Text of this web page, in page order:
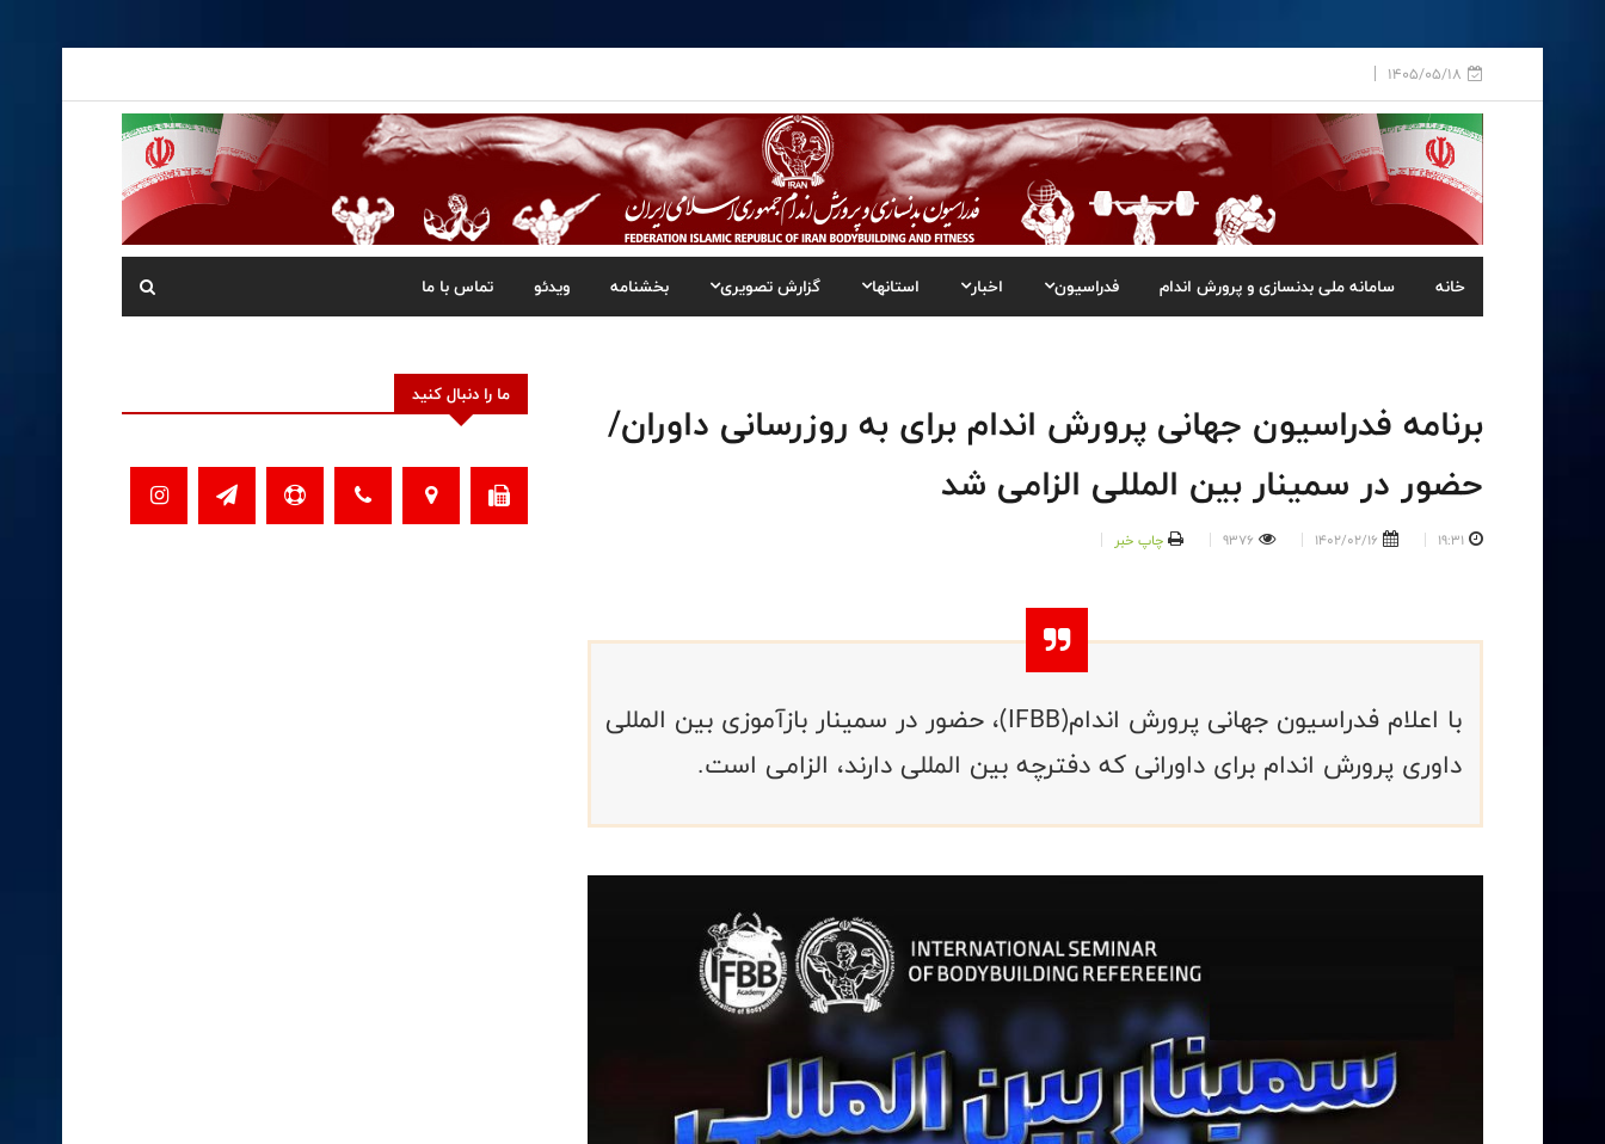
1405/05/18
خانه سامانه ملی بدنسازی و پرورش اندام فدراسیون اخبار استانها گزارش تصویری بخشنامه ویدئو تماس با ما
برنامه فدراسیون جهانی پرورش اندام برای به روزرسانی داوران/
حضور در سمینار بین المللی الزامی شد
19:31
1402/02/16
9376 چاپ خبر
با اعلام فدراسیون جهانی پرورش اندام(IFBB)، حضور در سمینار بازآموزی بین المللی
داوری پرورش اندام برای داورانی که دفترچه بین المللی دارند، الزامی است.
ما را دنبال کنید